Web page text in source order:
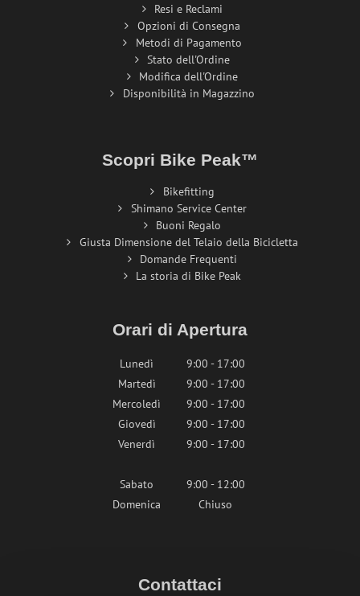
Resi e Reclami
Opzioni di Consegna
Metodi di Pagamento
Stato dell'Ordine
Modifica dell'Ordine
Disponibilità in Magazzino
Scopri Bike Peak™
Bikefitting
Shimano Service Center
Buoni Regalo
Giusta Dimensione del Telaio della Bicicletta
Domande Frequenti
La storia di Bike Peak
Orari di Apertura
Lunedì
9:00 - 17:00
Martedì
9:00 - 17:00
Mercoledì
9:00 - 17:00
Giovedì
9:00 - 17:00
Venerdì
9:00 - 17:00
Sabato
9:00 - 12:00
Domenica
Chiuso
Contattaci